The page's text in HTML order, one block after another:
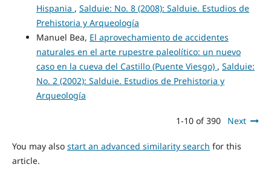
Hispania , Salduie: No. 8 (2008): Salduie. Estudios de
Prehistoria y Arqueología
Manuel Bea, El aprovechamiento de accidentes
naturales en el arte rupestre paleolítico: un nuevo
caso en la cueva del Castillo (Puente Viesgo) , Salduie:
No. 2 (2002): Salduie. Estudios de Prehistoria y
Arqueología
1-10 of 390 Next
You may also start an advanced similarity search for this
article.